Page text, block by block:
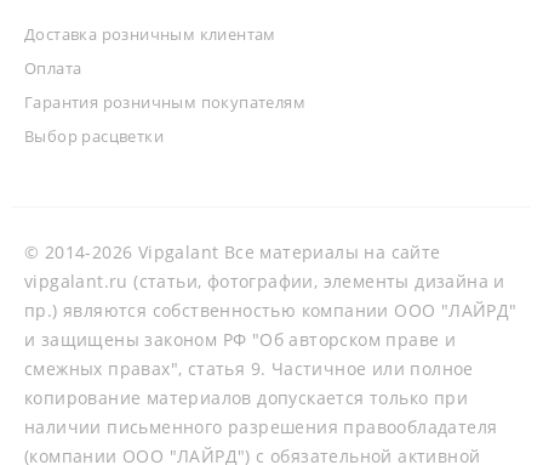
Доставка розничным клиентам
Оплата
Гарантия розничным покупателям
Выбор расцветки
© 2014-2026 Vipgalant Все материалы на сайте
vipgalant.ru (статьи, фотографии, элементы дизайна и
пр.) являются собственностью компании ООО "ЛАЙРД"
и защищены законом РФ "Об авторском праве и
смежных правах", статья 9. Частичное или полное
копирование материалов допускается только при
наличии письменного разрешения правообладателя
(компании ООО "ЛАЙРД") с обязательной активной